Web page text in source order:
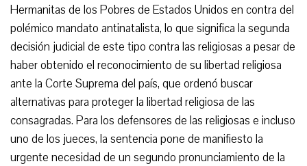
Hermanitas de los Pobres de Estados Unidos en contra del
polémico mandato antinatalista, lo que significa la segunda
decisión judicial de este tipo contra las religiosas a pesar de
haber obtenido el reconocimiento de su libertad religiosa
ante la Corte Suprema del país, que ordenó buscar
alternativas para proteger la libertad religiosa de las
consagradas. Para los defensores de las religiosas e incluso
uno de los jueces, la sentencia pone de manifiesto la
urgente necesidad de un segundo pronunciamiento de la